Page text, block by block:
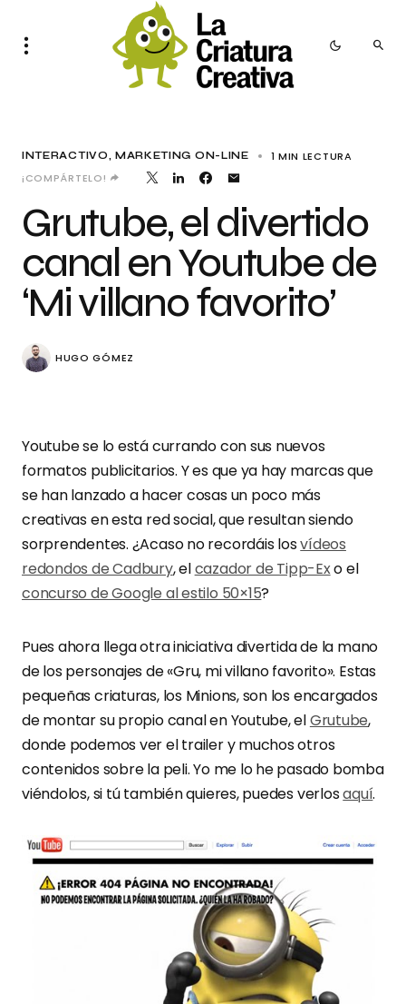
INTERACTIVO MARKETING ON-LINE
1 MIN LECTURA
¡COMPÁRTELO!
Grutube, el divertido
canal en Youtube de
‘Mi villano favorito’
HUGO GÓMEZ
Youtube se lo está currando con sus nuevos
formatos publicitarios. Y es que ya hay marcas que
se han lanzado a hacer cosas un poco más
creativas en esta red social, que resultan siendo
sorprendentes. ¿Acaso no recordáis losvídeos
redondos de Cadbury, elcazador de Tipp-Exo el
concurso de Google al estilo 50×15?
Pues ahora llega otra iniciativa divertida de la mano
de los personajes de «Gru, mi villano favorito». Estas
pequeñas criaturas, los Minions, son los encargados
de montar su propio canal en Youtube, elGrutube,
donde podemos ver el trailer y muchos otros
contenidos sobre la peli. Yo me lo he pasado bomba
viéndolos, si tú también quieres, puedes verlosaquí.